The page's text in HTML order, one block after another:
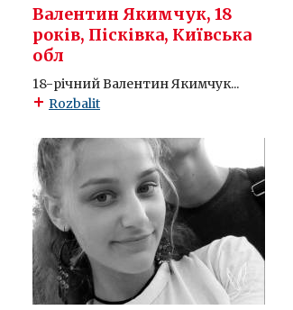
Валентин Якимчук, 18
років, Пісківка, Київська
обл
18-річний Валентин Якимчук...
Rozbalit